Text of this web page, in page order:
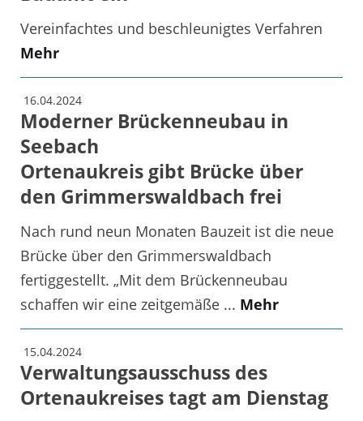
Vereinfachtes und beschleunigtes Verfahren
Mehr
16.04.2024
Moderner Brückenneubau in
Seebach
Ortenaukreis gibt Brücke über
den Grimmerswaldbach frei
Nach rund neun Monaten Bauzeit ist die neue
Brücke über den Grimmerswaldbach
fertiggestellt. „Mit dem Brückenneubau
schaffen wir eine zeitgemäße ... Mehr
15.04.2024
Verwaltungsausschuss des
Ortenaukreises tagt am Dienstag